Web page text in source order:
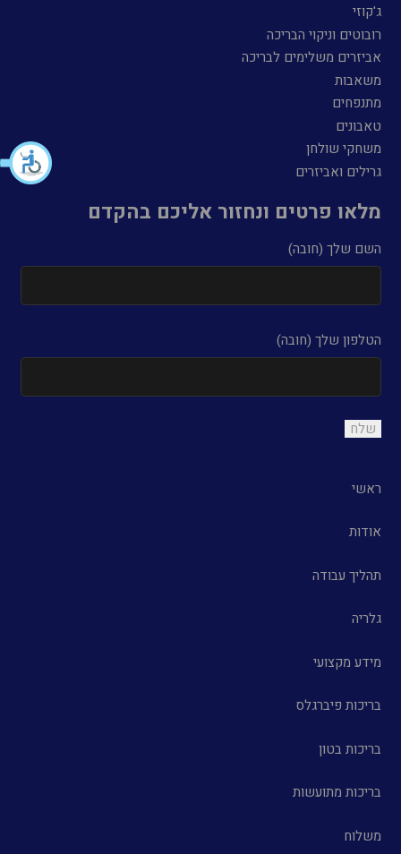
ג'קוזי
רובוטים וניקוי הבריכה
אביזרים משלימים לבריכה
משאבות
מתנפחים
טאבונים
משחקי שולחן
גרילים ואביזרים
מלאו פרטים ונחזור אליכם בהקדם
השם שלך (חובה)
הטלפון שלך (חובה)
ראשי
אודות
תהליך עבודה
גלריה
מידע מקצועי
בריכות פיברגלס
בריכות בטון
בריכות מתועשות
משלוח